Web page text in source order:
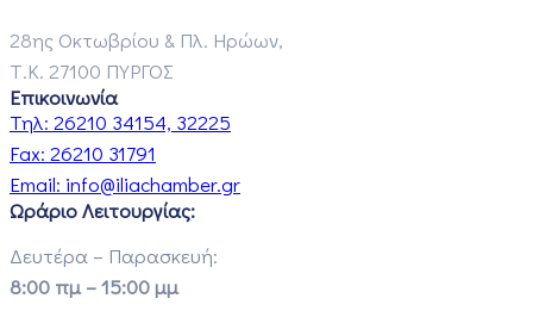
28ης Οκτωβρίου & Πλ. Ηρώων,
Τ.Κ. 27100 ΠΥΡΓΟΣ
Επικοινωνία
Τηλ: 26210 34154, 32225
Fax: 26210 31791
Email: info@iliachamber.gr
Ωράριο Λειτουργίας:
Δευτέρα – Παρασκευή:
8:00 πμ – 15:00 μμ